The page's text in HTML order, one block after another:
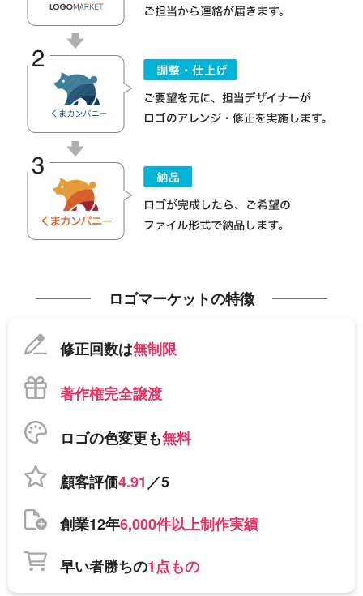
ロゴマーケットの特徴
修正回数は無制限
著作権完全譲渡
ロゴの色変更も無料
顧客評価4.91／5
創業12年6,000件以上制作実績
早い者勝ちの1点もの